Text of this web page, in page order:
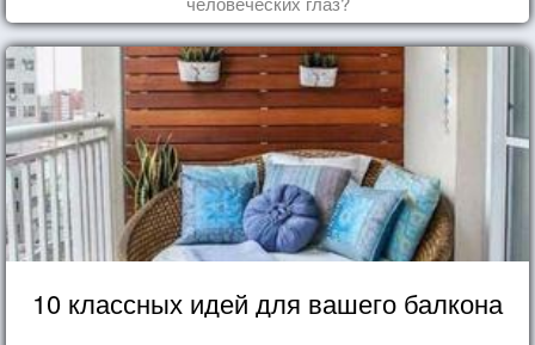
10 классных идей для вашего балкона